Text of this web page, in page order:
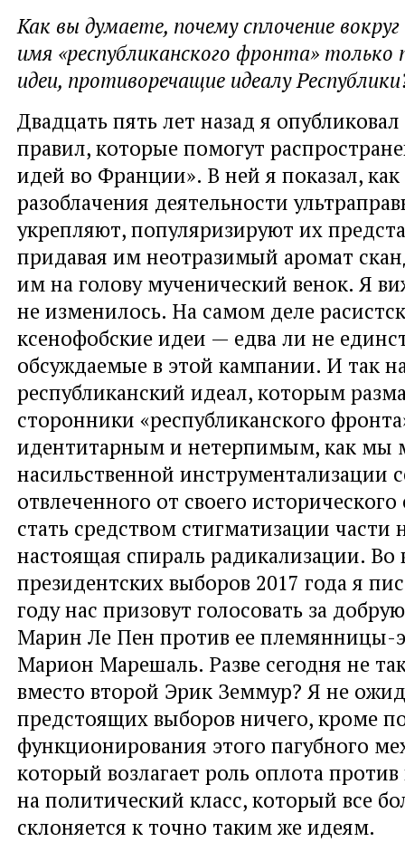
Как вы думаете, почему сплочение
имя «республиканского фронта» только
идеи, противоречащие идеалу
Двадцать пять лет назад я
правил, которые помогут
идей во Франции». В ней я показал,
разоблачения деятельности
укрепляют, популяризируют их
придавая им неотразимый аромат
им на голову мученический венок. Я
не изменилось. На самом деле
ксенофобские идеи — едва ли не
обсуждаемые в этой кампании. И так
республиканский идеал, которым
сторонники «республиканского
идентитарным и нетерпимым, как мы
насильственной инструментализации
отвлеченного от своего
стать средством стигматизации части
настоящая спираль радикализации. Во
президентских выборов 2017 года я
году нас призовут голосовать за
Марин Ле Пен против ее племянницы-
Марион Марешаль. Разве сегодня не
вместо второй Эрик Земмур? Я не
предстоящих выборов ничего, кроме
функционирования этого пагубного
который возлагает роль оплота
на политический класс, который все
склоняется к точно таким же идеям.